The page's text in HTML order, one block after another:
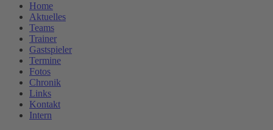
Home
Aktuelles
Teams
Trainer
Gastspieler
Termine
Fotos
Chronik
Links
Kontakt
Intern